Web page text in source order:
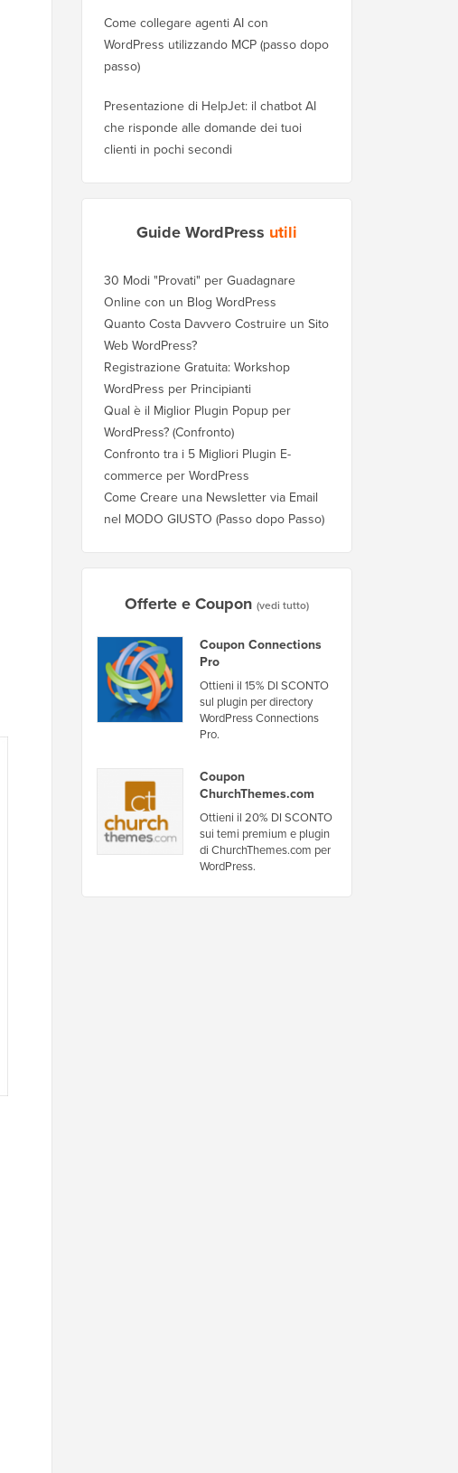
Come collegare agenti AI con
WordPress utilizzando MCP (passo dopo
passo)
Presentazione di HelpJet: il chatbot AI
che risponde alle domande dei tuoi
clienti in pochi secondi
Guide WordPress utili
30 Modi "Provati" per Guadagnare
Online con un Blog WordPress
Quanto Costa Davvero Costruire un Sito
Web WordPress?
Registrazione Gratuita: Workshop
WordPress per Principianti
Qual è il Miglior Plugin Popup per
WordPress? (Confronto)
Confronto tra i 5 Migliori Plugin E-
commerce per WordPress
Come Creare una Newsletter via Email
nel MODO GIUSTO (Passo dopo Passo)
Offerte e Coupon (vedi tutto)
Coupon Connections
Pro
Ottieni il 15% DI SCONTO
sul plugin per directory
WordPress Connections
Pro.
Coupon
ChurchThemes.com
Ottieni il 20% DI SCONTO
sui temi premium e plugin
di ChurchThemes.com per
WordPress.